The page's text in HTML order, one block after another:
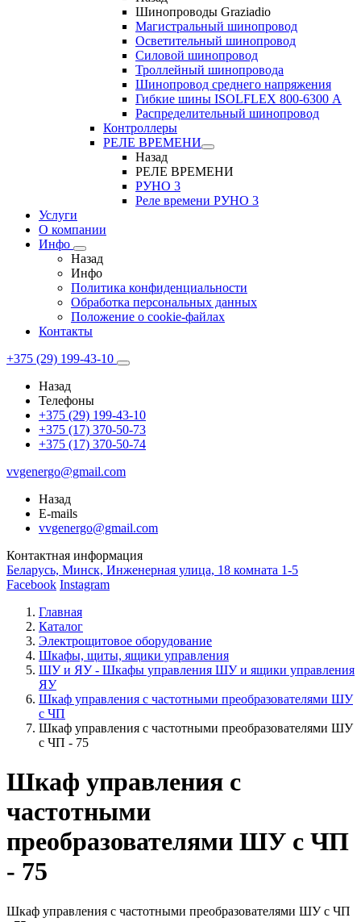
Шинопроводы Graziadio
Магистральный шинопровод
Осветительный шинопровод
Силовой шинопровод
Троллейный шинопровода
Шинопровод среднего напряжения
Гибкие шины ISOLFLEX 800-6300 А
Распределительный шинопровод
Контроллеры
РЕЛЕ ВРЕМЕНИ
Назад
РЕЛЕ ВРЕМЕНИ
РУНО 3
Реле времени РУНО 3
Услуги
О компании
Инфо
Назад
Инфо
Политика конфиденциальности
Обработка персональных данных
Положение о cookie-файлах
Контакты
+375 (29) 199-43-10
Назад
Телефоны
+375 (29) 199-43-10
+375 (17) 370-50-73
+375 (17) 370-50-74
vvgenergo@gmail.com
Назад
E-mails
vvgenergo@gmail.com
Контактная информация
Беларусь, Минск, Инженерная улица, 18 комната 1-5
Facebook Instagram
Главная
Каталог
Электрощитовое оборудование
Шкафы, щиты, ящики управления
ШУ и ЯУ - Шкафы управления ШУ и ящики управления
ЯУ
Шкаф управления с частотными преобразователями ШУ
с ЧП
Шкаф управления с частотными преобразователями ШУ
с ЧП - 75
Шкаф управления с
частотными
преобразователями ШУ с ЧП
- 75
Шкаф управления с частотными преобразователями ШУ с ЧП